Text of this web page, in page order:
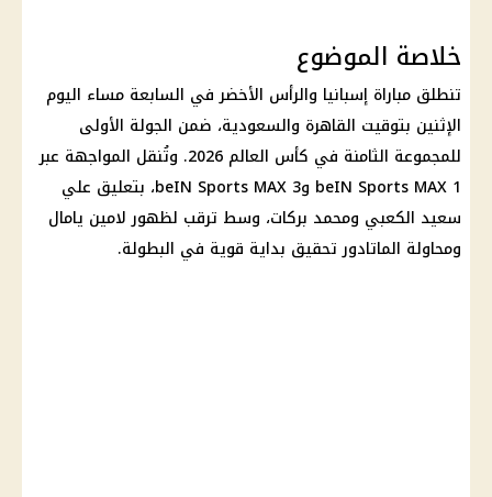
خلاصة الموضوع
تنطلق مباراة إسبانيا والرأس الأخضر في السابعة مساء اليوم
الإثنين بتوقيت القاهرة والسعودية، ضمن الجولة الأولى
للمجموعة الثامنة في كأس العالم 2026
. وتُنقل المواجهة عبر
beIN Sports MAX 1 وbeIN Sports MAX 3، بتعليق علي
سعيد الكعبي ومحمد بركات، وسط ترقب لظهور لامين يامال
ومحاولة الماتادور تحقيق بداية قوية في البطولة.